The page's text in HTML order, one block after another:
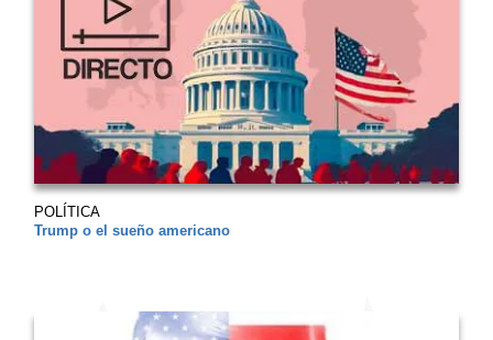
POLÍTICA
Trump o el sueño americano